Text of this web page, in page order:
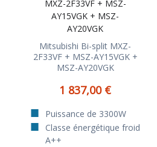
Mitsubishi Bi-split MXZ-
2F33VF + MSZ-AY15VGK +
MSZ-AY20VGK
1 837,00 €
Puissance de 3300W
Classe énergétique froid
A++